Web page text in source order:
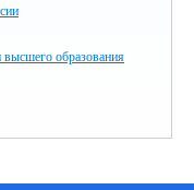
образования